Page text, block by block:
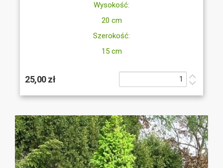
Wysokość:
20 cm
Szerokość:
15 cm
25,00 zł